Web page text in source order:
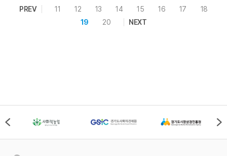
PREV 11 12 13 14 15 16 17
18
19
20 NEXT